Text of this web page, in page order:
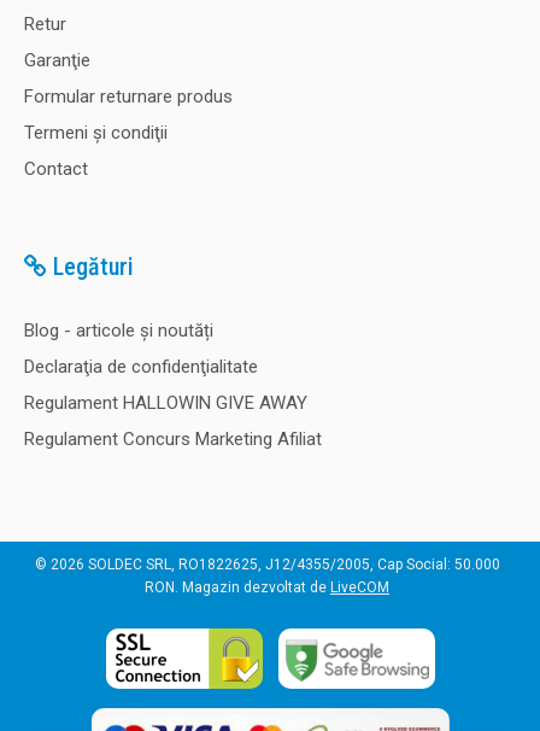
Retur
Garanţie
Formular returnare produs
Termeni şi condiţii
Contact
Legături
Blog - articole și noutăți
Declaraţia de confidenţialitate
Regulament HALLOWIN GIVE AWAY
Regulament Concurs Marketing Afiliat
© 2026 SOLDEC SRL, RO1822625, J12/4355/2005, Cap Social: 50.000
RON. Magazin dezvoltat de LiveCOM